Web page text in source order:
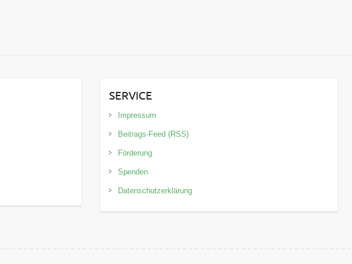
SERVICE
Impressum
Beitrags-Feed (RSS)
Förderung
Spenden
Datenschutzerklärung